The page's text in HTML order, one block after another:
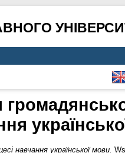
навчання української мови.